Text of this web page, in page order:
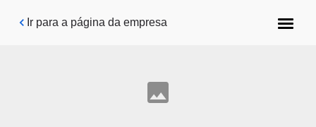
Pular para o conteúdo principal
Ir para a página da empresa